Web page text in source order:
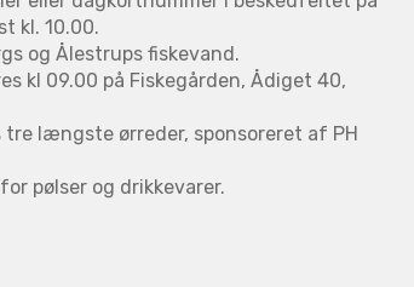
kl. 10.00.
og Ålestrups fiskevand.
kl 09.00 på Fiskegården, Ådiget 40,
længste ørreder, sponsoreret af PH
pølser og drikkevarer.